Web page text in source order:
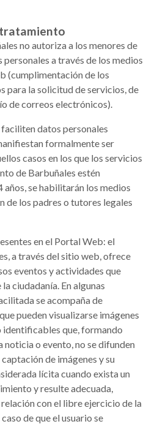
no autoriza a los menores de
a través de los medios
(cumplimentación de los
para la solicitud de servicios, de
de correos electrónicos).
datos personales
formalmente ser
casos en los que los servicios
de Barbuñales estén
años, se habilitarán los medios
de los padres o tutores legales
en el Portal Web: el
a través del sitio web, ofrece
eventos y actividades que
ciudadanía. En algunas
se acompaña de
pueden visualizarse imágenes
que, formando
o evento, no se difunden
de imágenes y su
lícita cuando exista un
y resulte adecuada,
con el libre ejercicio de la
de que el usuario se